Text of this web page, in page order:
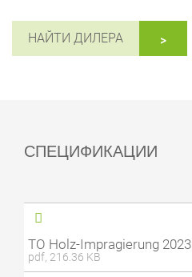
НАЙТИ ДИЛЕРА
СПЕЦИФИКАЦИИ
ТО Holz-Impragierung 2023
pdf, 216.36 KB